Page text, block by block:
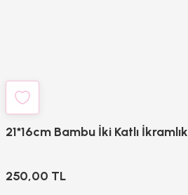
21*16cm Bambu İki Katlı İkramlık
250,00 TL